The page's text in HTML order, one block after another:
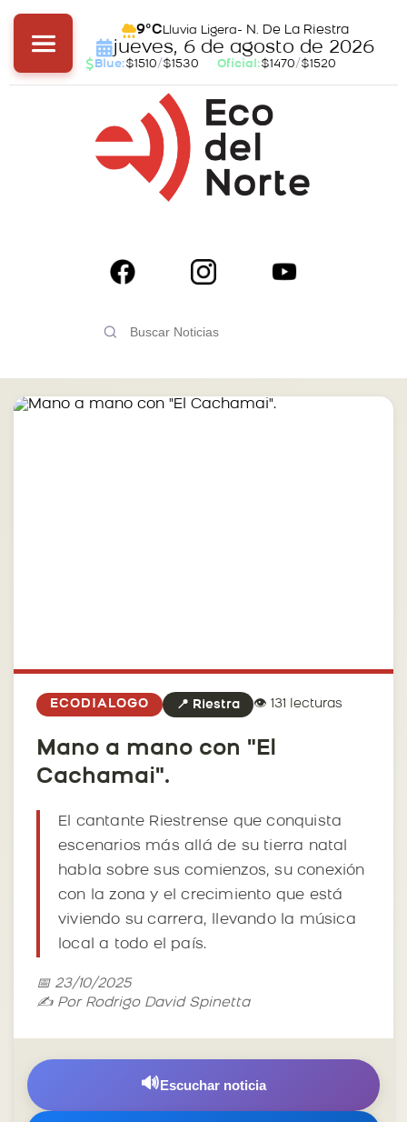
9°C Lluvia Ligera- N. De La Riestra
jueves, 6 de agosto de 2026
Blue:$1510/$1530 Oficial:$1470/$1520
ECODIALOGO 📍 Riestra 👁️ 131 lecturas
Mano a mano con "El
Cachamai".
El cantante Riestrense que conquista
escenarios más allá de su tierra natal
habla sobre sus comienzos, su conexión
con la zona y el crecimiento que está
viviendo su carrera, llevando la música
local a todo el país.
📅 23/10/2025
✍️ Por Rodrigo David Spinetta
🔊Escuchar noticia